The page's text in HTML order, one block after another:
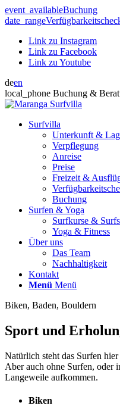
event_availableBuchung
date_range
Link zu Instagram
Link zu Facebook
Link zu Youtube
deen
local_phone Buchung &
Surfvilla
Unterkunft &
Verpflegung
Anreise
Preise
Freizeit &
Buchung
Surfen & Yoga
Surfkurse &
Yoga & Fitness
Über uns
Das Team
Nachhaltigkeit
Kontakt
Menü Menü
Biken, Baden, Bouldern
Sport und
Natürlich steht das Surfen
Aber auch ohne Surfen, oder
Langeweile aufkommen.
Biken